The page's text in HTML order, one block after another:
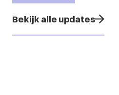
Bekijk alle updates